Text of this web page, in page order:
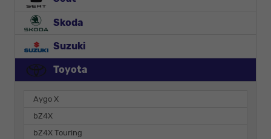
Skoda
Suzuki
Toyota
Aygo X
bZ4X
bZ4X Touring